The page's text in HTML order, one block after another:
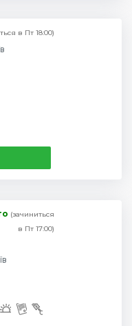
в Пт 18:00)
(зачиниться
в Пт 17:00)